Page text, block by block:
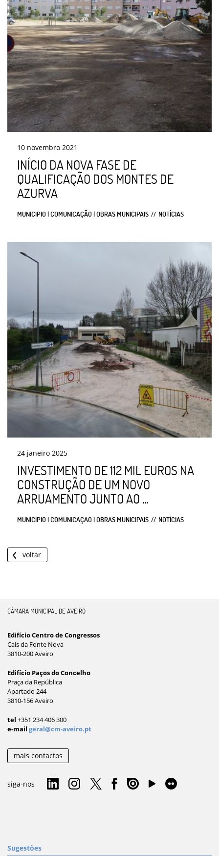
10 novembro 2021
INÍCIO DA NOVA FASE DE
QUALIFICAÇÃO DOS MONTES DE
AZURVA
MUNICIPIO | COMUNICAÇÃO | OBRAS MUNICIPAIS NOTÍCIAS
24 janeiro 2025
INVESTIMENTO DE 112 MIL EUROS NA
CONSTRUÇÃO DE UM NOVO
ARRUAMENTO JUNTO AO ...
MUNICIPIO | COMUNICAÇÃO | OBRAS MUNICIPAIS NOTÍCIAS
voltar
CÂMARA MUNICIPAL DE AVEIRO
Edifício Centro de Congressos
Cais da Fonte Nova
3810-200 Aveiro
Edifício Paços do Concelho
Praça da República
Apartado 244
3810-156 Aveiro
tel +351 234 406 300
e-mail geral@cm-aveiro.pt
mais contactos
siga-nos
Sugestões